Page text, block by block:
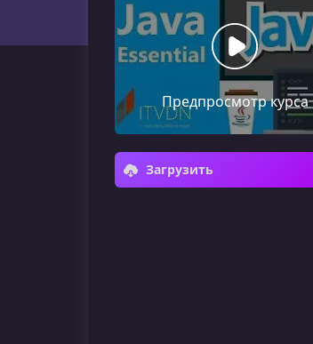
Предпросмотр курса
Загрузить